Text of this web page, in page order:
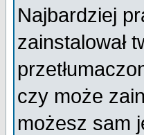
Najbardziej
zainstalował
czy może
możesz sam